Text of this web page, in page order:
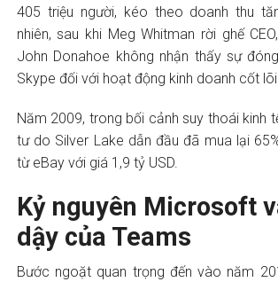
405 triệu người, kéo theo doanh thu
nhiên, sau khi Meg Whitman rời ghế
John Donahoe không nhận thấy sự
Skype đối với hoạt động kinh doanh cốt
Năm 2009, trong bối cảnh suy thoái kinh
tư do Silver Lake dẫn đầu đã mua lại
từ eBay với giá 1,9 tỷ USD.
Kỷ nguyên Microsoft
dậy của Teams
Bước ngoặt quan trọng đến vào năm